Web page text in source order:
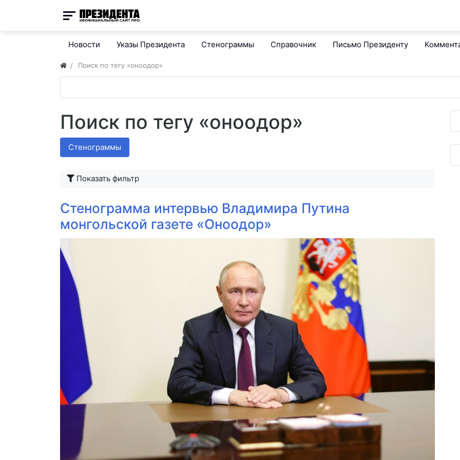
Новости Указы Президента Стенограммы Справочник Письмо Президенту
Поиск по тегу «оноодор»
Поиск по тегу «оноодор»
Стенограммы
Показать фильтр
Стенограмма интервью Владимира Путина
монгольской газете «Оноодор»